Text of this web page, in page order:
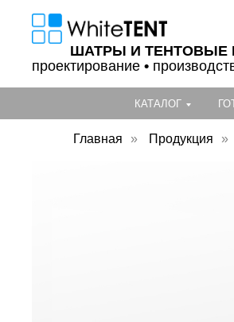
ШАТРЫ И ТЕНТОВЫЕ
проектирование •
КАТАЛОГ
Главная » Продукция »